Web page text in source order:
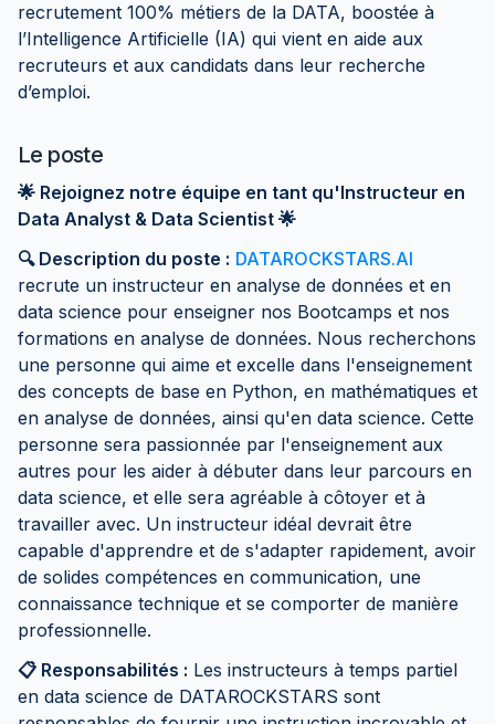
recrutement 100% métiers de la DATA, boostée à
l’Intelligence Artificielle (IA) qui vient en aide aux
recruteurs et aux candidats dans leur recherche
d’emploi.
Le poste
🌟 Rejoignez notre équipe en tant qu'Instructeur en
Data Analyst & Data Scientist 🌟
🔍 Description du poste : DATAROCKSTARS.AI
recrute un instructeur en analyse de données et en
data science pour enseigner nos Bootcamps et nos
formations en analyse de données. Nous recherchons
une personne qui aime et excelle dans l'enseignement
des concepts de base en Python, en mathématiques et
en analyse de données, ainsi qu'en data science. Cette
personne sera passionnée par l'enseignement aux
autres pour les aider à débuter dans leur parcours en
data science, et elle sera agréable à côtoyer et à
travailler avec. Un instructeur idéal devrait être
capable d'apprendre et de s'adapter rapidement, avoir
de solides compétences en communication, une
connaissance technique et se comporter de manière
professionnelle.
📋 Responsabilités : Les instructeurs à temps partiel
en data science de DATAROCKSTARS sont